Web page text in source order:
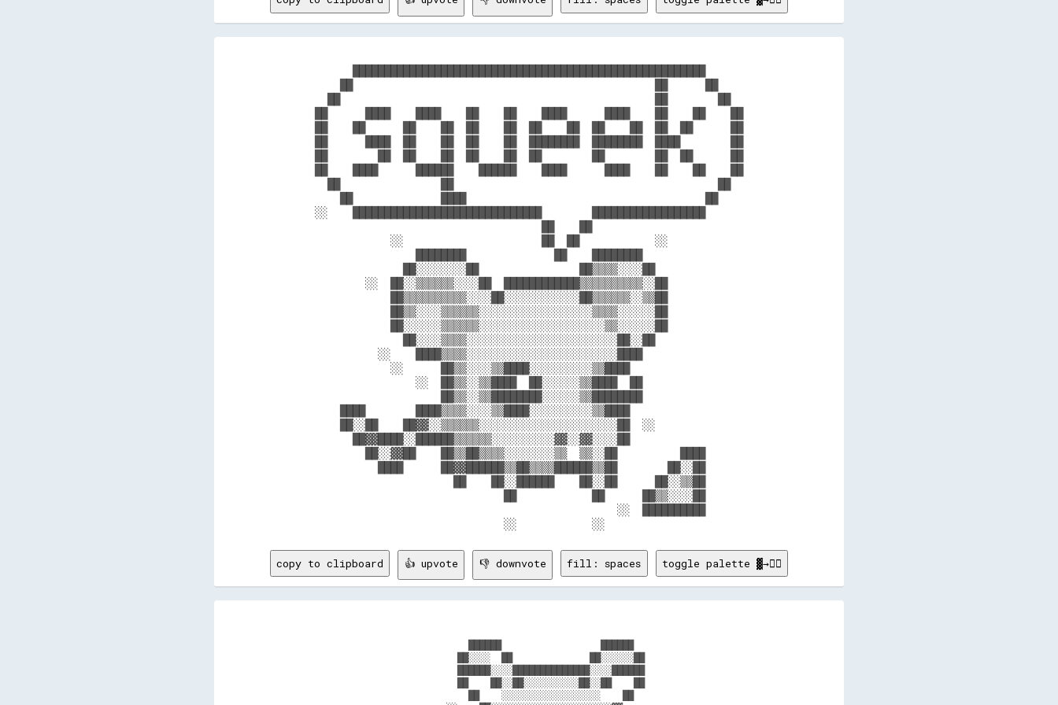
░░    ██████████████████████████████        ██████████████████
            ░░                      ██  ██            ░░
              ██░░░░░░░░██                ██▒▒▒▒░░░░██
        ░░  ██░░▒▒▒▒▒▒░░░░██  ████████████▒▒▒▒▒▒▒▒▒▒░░██
            ██▒▒▒▒▒▒▒▒▒▒░░░░██░░░░░░░░░░░░██▒▒▒▒▒▒░░▒▒██
            ██▒▒░░░░▒▒▒▒▒▒░░░░░░░░░░░░░░░░░░▒▒▒▒░░░░░░██
            ██░░░░░░▒▒▒▒▒▒░░░░░░░░░░░░░░░░░░░░▒▒░░░░░░██
              ██░░░░▒▒▒▒░░░░░░░░░░░░░░░░░░░░░░░░██░░██
          ░░    ████▒▒▒▒░░░░░░░░░░░░░░░░░░░░░░░░████
            ░░      ██▒▒░░░░▒▒████░░░░░░░░░░▒▒████
                ░░  ██▒▒░░▒▒████  ██░░░░░░▒▒████  ██
                    ██▒▒░░▒▒████████░░░░░░▒▒████████
    ████        ████▒▒▒▒░░░░▒▒████░░░░░░░░░░▒▒████
    ██░░██    ██▓▓░░▒▒▒▒▒▒░░░░░░░░░░░░░░░░░░░░░░██  ░░
      ██▓▓████░░██████▒▒▒▒▒▒░░░░░░░░░░▓▓░░▓▓░░░░██
        ██░░▓▓██    ██▒▒██▒▒▒▒░░░░░░░░▒▒  ▒▒░░██          ████
          ████      ██▓▓██████▒▒██▒▒▒▒██████▒▒██        ██░░██
                      ██    ██░░██████    ██░░██      ██░░▒▒██
                              ██            ██      ██▒▒░░░░██
                                                ░░  ██████████
copy to clipboard 👍 upvote 👎 downvote fill: spaces toggle palette ▓→✊🏽
                        ██░░░░  ██              ██░░░░░░██
                        ██████░░░░██████████████░░░░██████
                        ██    ██░░██░░░░░░░░░░██░░██    ██
                          ██    ░░░░░░░░░░░░░░░░░░    ██